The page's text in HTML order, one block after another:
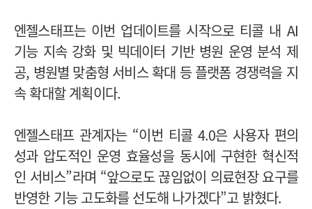
엔젤스태프는 이번 업데이트를 시작으로 티콜 내 AI
기능 지속 강화 및 빅데이터 기반 병원 운영 분석 제
공, 병원별 맞춤형 서비스 확대 등 플랫폼 경쟁력을 지
속 확대할 계획이다.
엔젤스태프 관계자는 “이번 티콜 4.0은 사용자 편의
성과 압도적인 운영 효율성을 동시에 구현한 혁신적
인 서비스”라며 “앞으로도 끊임없이 의료현장 요구를
반영한 기능 고도화를 선도해 나가겠다”고 밝혔다.